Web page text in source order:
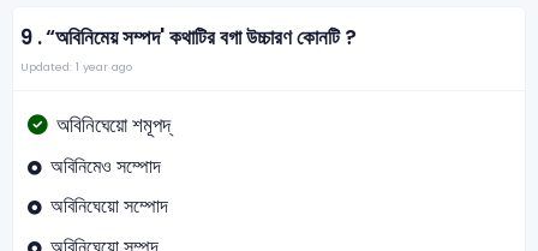
9 .“অবিনিমেয় সম্পদ' কথাটির বগা উচ্চারণ কোনটি ?
Updated: 1 year ago
অবিনিঘেয়ো শমূপদ্‌
অবিনিমেও সম্পোদ
অবিনিঘেয়ো সম্পোদ